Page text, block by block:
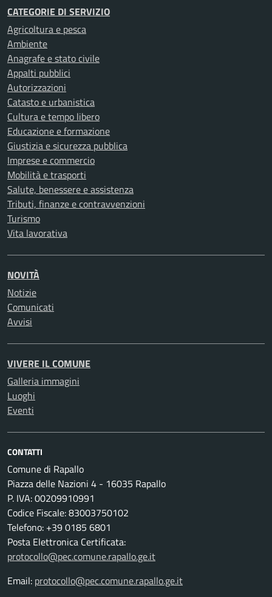
CATEGORIE DI SERVIZIO
Agricoltura e pesca
Ambiente
Anagrafe e stato civile
Appalti pubblici
Autorizzazioni
Catasto e urbanistica
Cultura e tempo libero
Educazione e formazione
Giustizia e sicurezza pubblica
Imprese e commercio
Mobilità e trasporti
Salute, benessere e assistenza
Tributi, finanze e contravvenzioni
Turismo
Vita lavorativa
NOVITÀ
Notizie
Comunicati
Avvisi
VIVERE IL COMUNE
Galleria immagini
Luoghi
Eventi
CONTATTI
Comune di Rapallo
Piazza delle Nazioni 4 - 16035 Rapallo
P. IVA: 00209910991
Codice Fiscale: 83003750102
Telefono: +39 0185 6801
Posta Elettronica Certificata:
protocollo@pec.comune.rapallo.ge.it
Email: protocollo@pec.comune.rapallo.ge.it